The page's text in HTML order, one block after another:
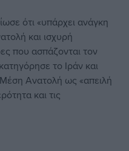
ότι «υπάρχει ανάγκη
και ισχυρή
που ασπάζονται τον
το Ιράν και
Ανατολή ως «απειλή
και τις